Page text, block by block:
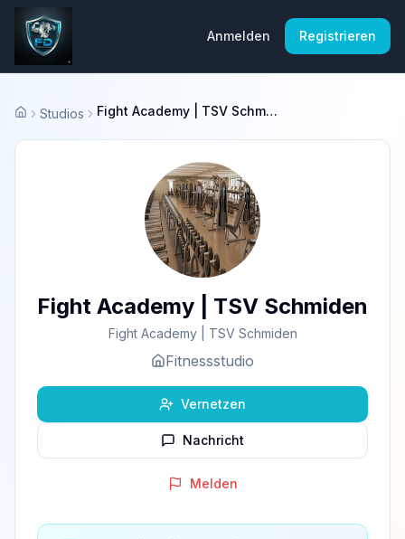
Anmelden Registrieren
Startseite
Studios Fight Academy | TSV Schmiden
Fight Academy | TSV Schmiden
Fight Academy | TSV Schmiden
Fitnessstudio
Vernetzen
Nachricht
Melden